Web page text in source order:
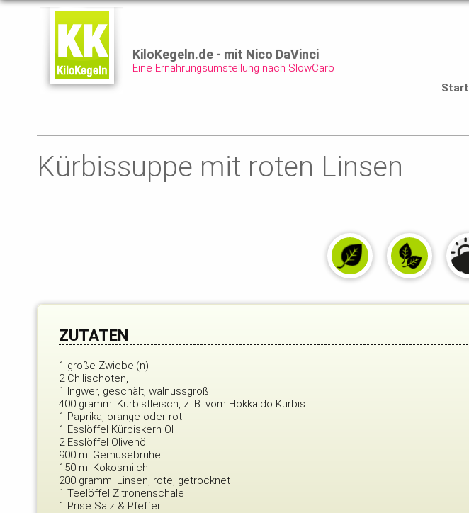
KiloKegeln.de - mit Nico DaVinci
Eine Ernährungsumstellung nach SlowCarb
Start
Kürbissuppe mit roten Linsen
ZUTATEN
1 große Zwiebel(n)
2 Chilischoten,
1 Ingwer, geschält, walnussgroß
400 gramm. Kürbisfleisch, z. B. vom Hokkaido Kürbis
1 Paprika, orange oder rot
1 Esslöffel Kürbiskern Öl
2 Esslöffel Olivenöl
900 ml Gemüsebrühe
150 ml Kokosmilch
200 gramm. Linsen, rote, getrocknet
1 Teelöffel Zitronenschale
1 Prise Salz & Pfeffer